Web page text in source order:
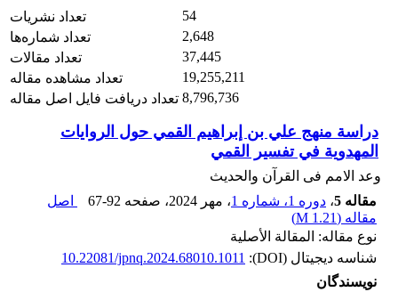
تعداد نشریات
54
تعداد شماره‌ها
2,648
تعداد مقالات
37,445
تعداد مشاهده مقاله
19,255,211
تعداد دریافت فایل اصل مقاله 8,796,736
دراسة منهج علي بن إبراهيم القمي حول الروايات
‏المهدوية في تفسير القمي
وعد الامم فی القرآن والحدیث
مقاله 5
، دوره 1، شماره 1 ، مهر 2024 ، صفحه 67-92
اصل
مقاله (1.21 M
)
نوع مقاله: المقالة الأصلية
شناسه دیجیتال (DOI):
10.22081/jpnq.2024.68010.1011
نویسندگان